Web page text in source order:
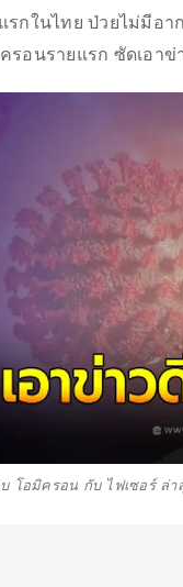
กในไทย ป่วยไม่มีอา
อนรายแรก ซัดเอาข่
โอมิครอน กับ ไฟเซอร์ ล่